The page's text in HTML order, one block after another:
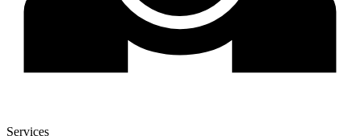
Services